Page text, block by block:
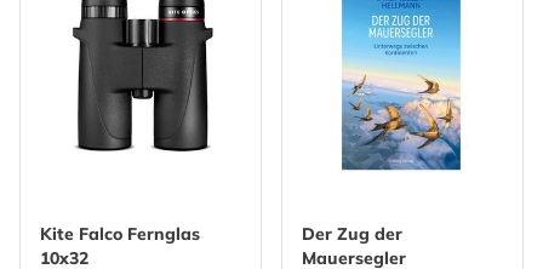
Kite Falco Fernglas
10x32
Der Zug der
Mauersegler